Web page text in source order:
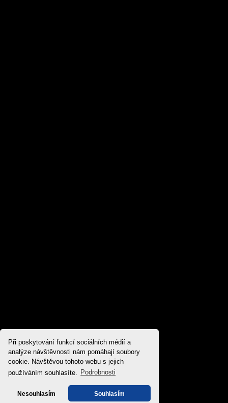
Při poskytování funkcí sociálních médií a
analýze návštěvnosti nám pomáhají soubory
cookie. Návštěvou tohoto webu s jejich
používáním souhlasíte.
Podrobnosti
Nesouhlasím Souhlasím